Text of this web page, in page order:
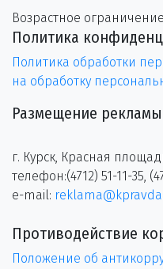
Возрастное
Политика
Политика обработки
на обработку
Размещение рекламы
г. Курск, Красная
телефон:(4712) 51-11-35,
e-mail:
Противодействие
Положение об